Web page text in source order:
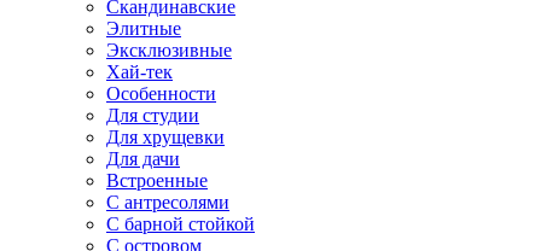
Скандинавские
Элитные
Эксклюзивные
Хай-тек
Особенности
Для студии
Для хрущевки
Для дачи
Встроенные
С антресолями
С барной стойкой
С островом